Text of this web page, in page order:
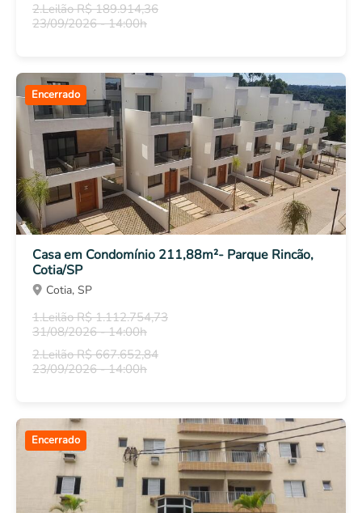
2.Leilão R$ 189.914,36
23/09/2026 - 14:00h
Encerrado
Casa em Condomínio 211,88m²- Parque Rincão,
Cotia/SP
Cotia, SP
1.Leilão R$ 1.112.754,73
31/08/2026 - 14:00h
2.Leilão R$ 667.652,84
23/09/2026 - 14:00h
Encerrado